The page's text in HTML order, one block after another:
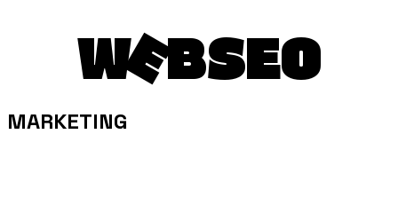
WEBSEO
MARKETING